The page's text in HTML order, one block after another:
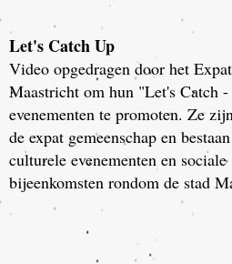
Let's Catch Up
Video opgedragen door het
Maastricht om hun "Let's Catch
evenementen te promoten. Ze
de expat gemeenschap en
culturele evenementen en sociale
bijeenkomsten rondom de stad